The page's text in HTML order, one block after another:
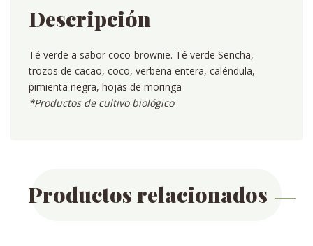
Descripción
Té verde a sabor coco-brownie. Té verde Sencha,
trozos de cacao, coco, verbena entera, caléndula,
pimienta negra, hojas de moringa
*Productos de cultivo biológico
Productos relacionados